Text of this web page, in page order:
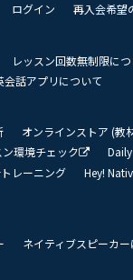
ログイン 再入会希望
レッスン回数無制限に
会話アプリについて
オンラインストア (教
ン環境チェック
レーニング Hey!
ネイティブスピーカ